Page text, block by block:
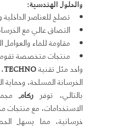
والحلول الهندسية:
تصلح للعناصر الداخلية
التصاق عالي مع
مقاومة للماء والعوامل
منتجات متخصصة
واحد مثل تقنيةTECHNO
الخرسانة المسلحة، وحماية
بالتالي، توفر ركام
الاستخدامات، مع
خرسانية، مما يسهل